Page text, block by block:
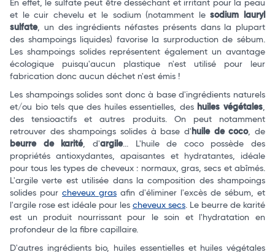
En effet, le sulfate peut être desséchant et irritant pour la peau
et le cuir chevelu et le sodium (notamment lesodium lauryl
sulfate, un des ingrédients néfastes présents dans la plupart
des shampoings liquides) favorise la surproduction de sébum.
Les shampoings solides représentent également un avantage
écologique puisqu'aucun plastique n'est utilisé pour leur
fabrication donc aucun déchet n'est émis !
Les shampoings solides sont donc à base d'ingrédients naturels
et/ou bio tels que des huiles essentielles, des huiles végétales,
des tensioactifs et autres produits. On peut notamment
retrouver des shampoings solides à base d' huile de coco, de
beurre de karité, d'argile... L'huile de coco possède des
propriétés antioxydantes, apaisantes et hydratantes, idéale
pour tous les types de cheveux : normaux, gras, secs et abîmés.
L'argile verte est utilisée dans la composition des shampoings
solides pour cheveux gras afin d'éliminer l'excès de sébum, et
l'argile rose est idéale pour les cheveux secs. Le beurre de karité
est un produit nourrissant pour le soin et l'hydratation en
profondeur de la fibre capillaire.
D'autres ingrédients bio, huiles essentielles et huiles végétales